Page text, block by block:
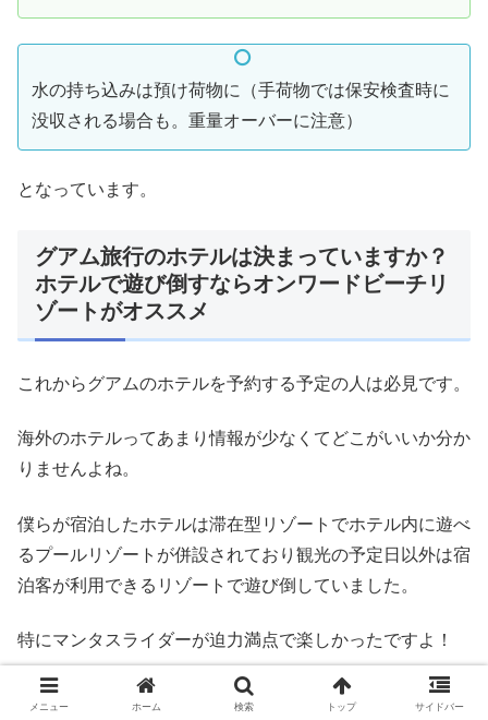
水の持ち込みは預け荷物に（手荷物では保安検査時に
没収される場合も。重量オーバーに注意）
となっています。
グアム旅行のホテルは決まっていますか？
ホテルで遊び倒すならオンワードビーチリ
ゾートがオススメ
これからグアムのホテルを予約する予定の人は必見です。
海外のホテルってあまり情報が少なくてどこがいいか分か
りませんよね。
僕らが宿泊したホテルは滞在型リゾートでホテル内に遊べ
るプールリゾートが併設されており観光の予定日以外は宿
泊客が利用できるリゾートで遊び倒していました。
特にマンタスライダーが迫力満点で楽しかったですよ！
遠くに行く必要がなく楽しめるし、歩けば近所にスーパー
メニュー ホーム 検索 トップ サイドバー